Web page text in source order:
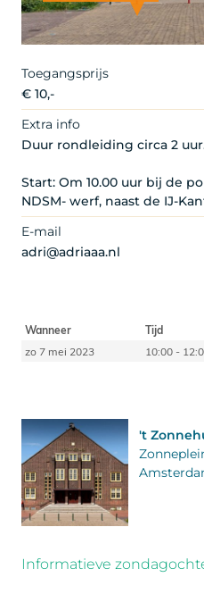
Toegangsprijs
€ 10,-
Extra info
Duur rondleiding circa 2
Start: Om 10.00 uur bij de
NDSM- werf, naast de IJ-
E-mail
adri@adriaaa.nl
Wanneer Tijd
zo 7 mei 2023
10:00 -
't
Informatieve